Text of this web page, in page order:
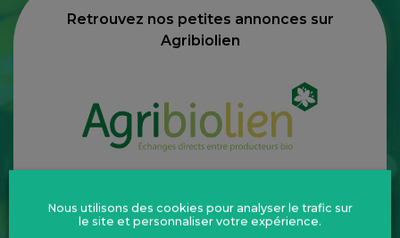
Retrouvez nos petites annonces sur
Agribiolien
Le portail régional de la conversion
Nous utilisons des cookies pour analyser le trafic sur
le site et personnaliser votre expérience.